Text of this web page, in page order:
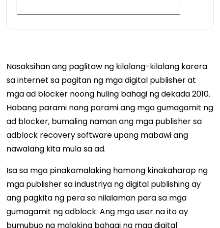
Nasaksihan ang paglitaw ng kilalang-kilalang karera
sa internet sa pagitan ng mga digital publisher at
mga ad blocker noong huling bahagi ng dekada 2010.
Habang parami nang parami ang mga gumagamit ng
ad blocker, bumaling naman ang mga publisher sa
adblock recovery software upang mabawi ang
nawalang kita mula sa ad.
Isa sa mga pinakamalaking hamong kinakaharap ng
mga publisher sa industriya ng digital publishing ay
ang pagkita ng pera sa nilalaman para sa mga
gumagamit ng adblock. Ang mga user na ito ay
bumubuo ng malaking bahagi ng mga digital